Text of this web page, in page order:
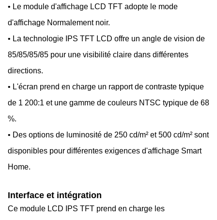
• Le module d'affichage LCD TFT adopte le mode
d'affichage Normalement noir.
• La technologie IPS TFT LCD offre un angle de vision de
85/85/85/85 pour une visibilité claire dans différentes
directions.
• L'écran prend en charge un rapport de contraste typique
de 1 200:1 et une gamme de couleurs NTSC typique de 68
%.
• Des options de luminosité de 250 cd/m² et 500 cd/m² sont
disponibles pour différentes exigences d'affichage Smart
Home.
Interface et intégration
Ce module LCD IPS TFT prend en charge les